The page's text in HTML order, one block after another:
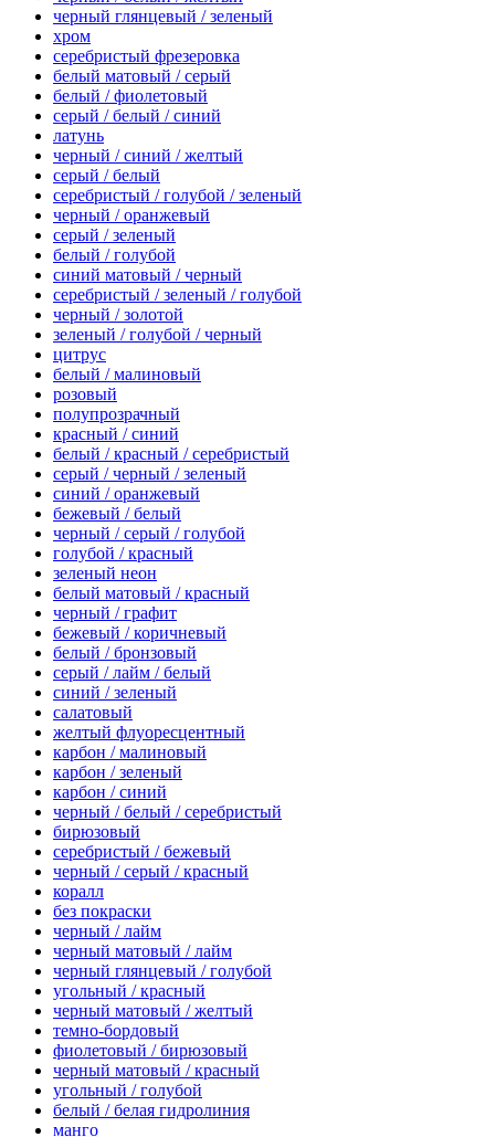
черный глянцевый / зеленый
хром
серебристый фрезеровка
белый матовый / серый
белый / фиолетовый
серый / белый / синий
латунь
черный / синий / желтый
серый / белый
серебристый / голубой / зеленый
черный / оранжевый
серый / зеленый
белый / голубой
синий матовый / черный
серебристый / зеленый / голубой
черный / золотой
зеленый / голубой / черный
цитрус
белый / малиновый
розовый
полупрозрачный
красный / синий
белый / красный / серебристый
серый / черный / зеленый
синий / оранжевый
бежевый / белый
черный / серый / голубой
голубой / красный
зеленый неон
белый матовый / красный
черный / графит
бежевый / коричневый
белый / бронзовый
серый / лайм / белый
синий / зеленый
салатовый
желтый флуоресцентный
карбон / малиновый
карбон / зеленый
карбон / синий
черный / белый / серебристый
бирюзовый
серебристый / бежевый
черный / серый / красный
коралл
без покраски
черный / лайм
черный матовый / лайм
черный глянцевый / голубой
угольный / красный
черный матовый / желтый
темно-бордовый
фиолетовый / бирюзовый
черный матовый / красный
угольный / голубой
белый / белая гидролиния
манго